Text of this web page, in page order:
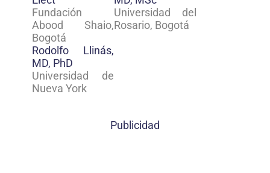
Fundación
Abood Shaio,
Bogotá
Rodolfo Llinás,
MD, PhD
Universidad de
Nueva York
Universidad del
Rosario, Bogotá
Publicidad